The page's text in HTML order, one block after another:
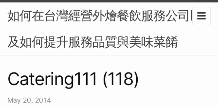
如何在台灣經營外燴餐飲服務公司以
及如何提升服務品質與美味菜餚
Catering111 (118)
May 20, 2014